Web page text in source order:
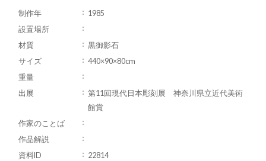
制作年
1985
設置場所
材質
黒御影石
サイズ
440×90×80cm
重量
出展
第11回現代日本彫刻展 神奈川県立近代美術
館賞
作家のことば
作品解説
資料ID
22814